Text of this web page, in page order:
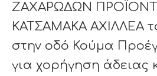
ΖΑΧΑΡΩΔΩΝ
ΚΑΤΣΑΜΑΚΑ ΑΧΙΛΛΕΑ
στην οδό Κούμα
για χορήγηση άδειας